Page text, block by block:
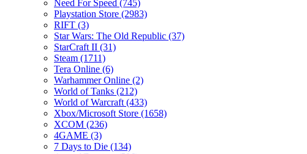
Need For Speed (745)
Playstation Store (2983)
RIFT (3)
Star Wars: The Old Republic (37)
StarCraft II (31)
Steam (1711)
Tera Online (6)
Warhammer Online (2)
World of Tanks (212)
World of Warcraft (433)
Xbox/Microsoft Store (1658)
XCOM (236)
4GAME (3)
7 Days to Die (134)